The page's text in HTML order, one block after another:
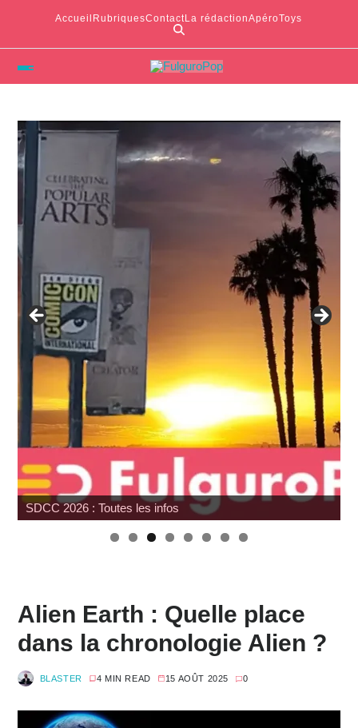
Accueil RubriquesContactLa rédactionApéroToys
SDCC 2026 : Toutes les infos
Alien Earth : Quelle place
dans la chronologie Alien ?
BLASTER 4 MIN READ 15 AOÛT 2025 0